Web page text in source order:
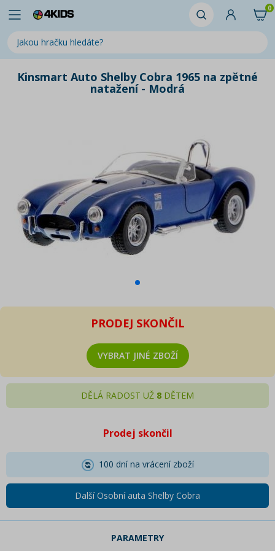
0
Kinsmart Auto Shelby Cobra 1965 na zpětné
natažení - Modrá
PRODEJ SKONČIL
VYBRAT JINÉ ZBOŽÍ
DĚLÁ RADOST UŽ 8 DĚTEM
Prodej skončil
100 dní na vrácení zboží
Další Osobní auta Shelby Cobra
PARAMETRY